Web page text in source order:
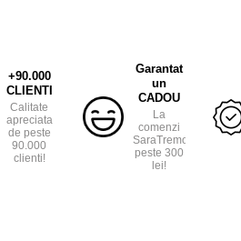
+90.000
CLIENTI
Calitate
apreciata
de peste
90.000
clienti!
Garantat
un
CADOU
La
comenzi
SaraTremo
peste 300
lei!